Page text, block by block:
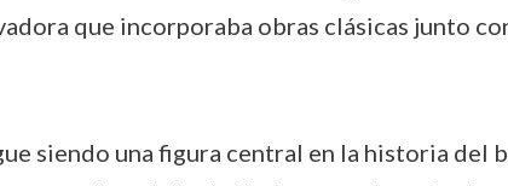
que incorporaba obras clásicas junto
siendo una figura central en la historia del